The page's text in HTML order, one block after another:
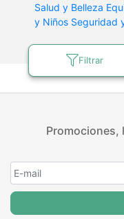
Filtrar
Salud y Belleza
y Niños Seguridad
Promociones,